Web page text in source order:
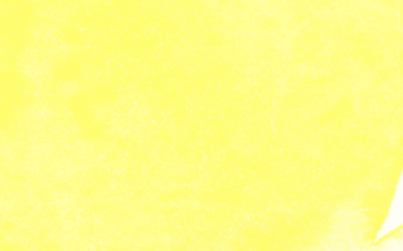
Communauté
Agenda
Nous contacter